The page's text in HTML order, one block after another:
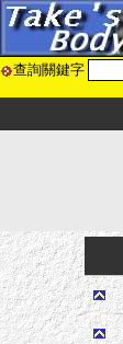
查詢關鍵字